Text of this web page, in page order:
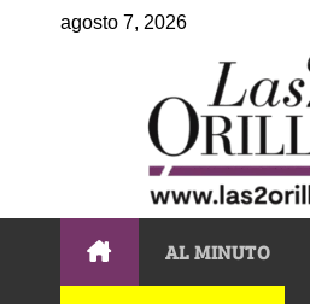
agosto 7, 2026
AL MINUTO